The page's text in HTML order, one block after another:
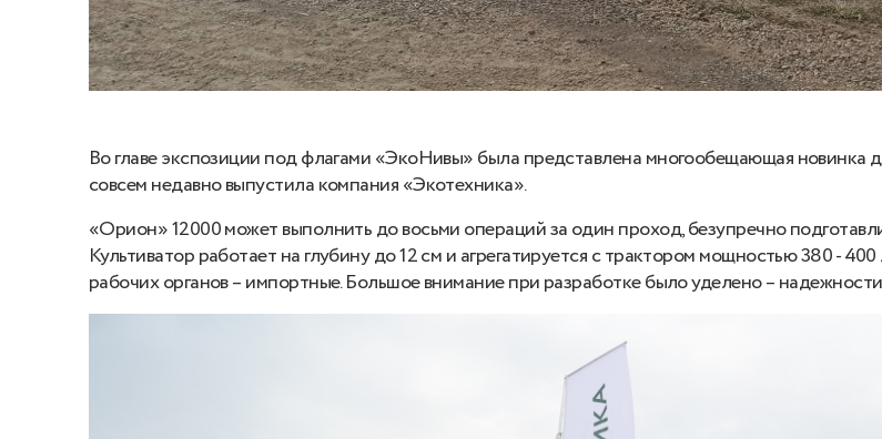
Во главе экспозиции под флагами «ЭкоНивы» была представлена многообещающая новинка
совсем недавно выпустила компания «Экотехника».
«Орион» 12000 может выполнить до восьми операций за один проход, безупречно
Культиватор работает на глубину до 12 см и агрегатируется с трактором мощностью 380 -
рабочих органов – импортные. Большое внимание при разработке было уделено –